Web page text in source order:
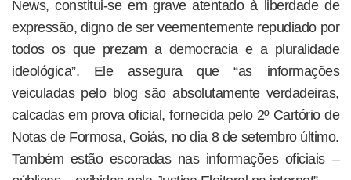
News, constitui-se em grave atentado à liberdade de
expressão, digno de ser veementemente repudiado por
todos os que prezam a democracia e a pluralidade
ideológica”. Ele assegura que “as informações
veiculadas pelo blog são absolutamente verdadeiras,
calcadas em prova oficial, fornecida pelo 2º Cartório de
Notas de Formosa, Goiás, no dia 8 de setembro último.
Também estão escoradas nas informações oficiais –